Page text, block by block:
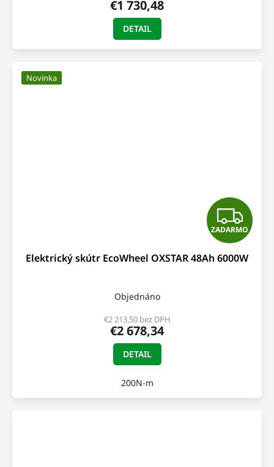
O
€1 730,48
DETAIL
Novinka
Z
A
D
ZADARMO
Elektrický skútr EcoWheel OXSTAR 48Ah 6000W
Objednáno
€2 213,50 bez DPH
€2 678,34
DETAIL
200N-m